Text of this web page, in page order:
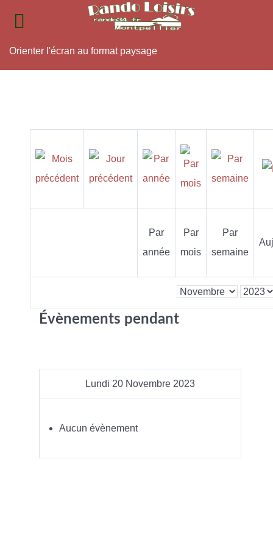
Orienter l'écran au format paysage
Par
année
Par
mois
Par
semaine
Évènements pendant
Lundi 20 Novembre 2023
Aucun évènement